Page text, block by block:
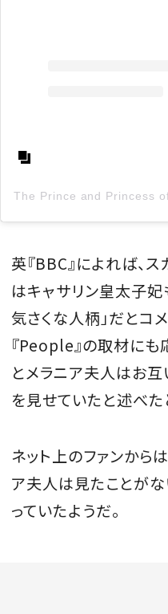
英『BBC』によれば、
はキャサリン皇太子妃
気さくな人柄」だとコ
『People』の取材にも
とメラニア夫人はお互
を見せていたと述べた
ネット上のファンから
ア夫人は見たことがな
っていたようだ。